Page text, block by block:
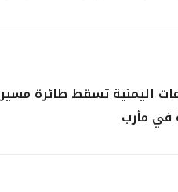
اليمنية تسقط طائرة
في مأرب